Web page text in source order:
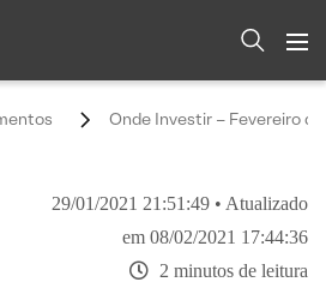
Onde Investir – Fevereiro
29/01/2021 21:51:49 • Atualizado
em 08/02/2021 17:44:36
2 minutos de leitura